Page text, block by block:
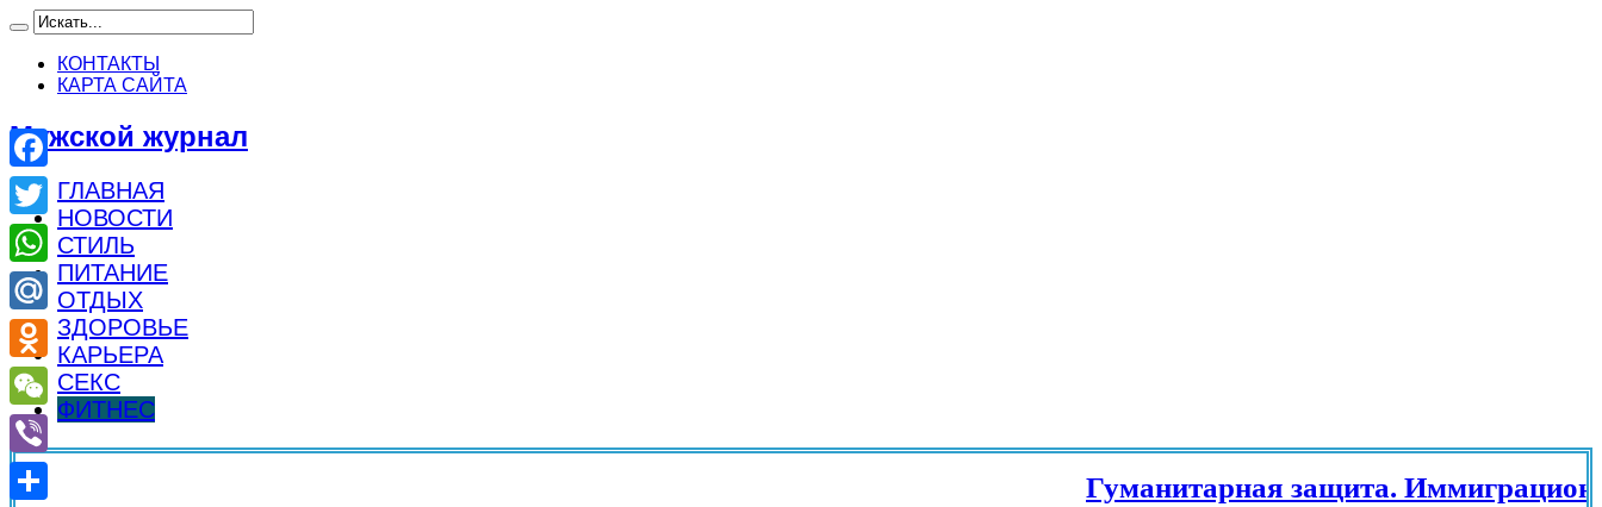
КОНТАКТЫ
КАРТА САЙТА
Мужской журнал
ГЛАВНАЯ
НОВОСТИ
СТИЛЬ
ПИТАНИЕ
ОТДЫХ
ЗДОРОВЬЕ
КАРЬЕРА
СЕКС
ФИТНЕС
Гуманитарная защита. Иммиграционный
Facebook
Twitter
WhatsApp
Mail.Ru
Odnoklassniki
WeChat
Viber